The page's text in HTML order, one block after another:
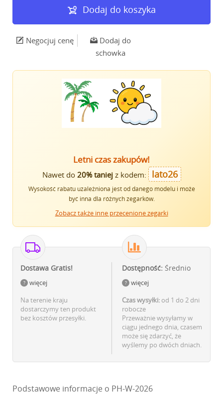
Dodaj do koszyka
Negocjuj cenę
Dodaj do
schowka
Letni czas zakupów!
Nawet do 20% taniejz kodem: lato26
Wysokość rabatu uzależniona jest od danego modelu i może
być inna dla różnych zegarków.
Zobacz także inne przecenione zegarki
Dostawa Gratis!
więcej
Na terenie kraju
dostarczymy ten produkt
bez kosztów przesyłki.
Dostępność: Średnio
więcej
Czas wysyłki: od 1 do 2 dni
robocze
Przeważnie wysyłamy w
ciągu jednego dnia, czasem
może się zdarzyć, że
wyślemy po dwóch dniach.
Podstawowe informacje o PH-W-2026